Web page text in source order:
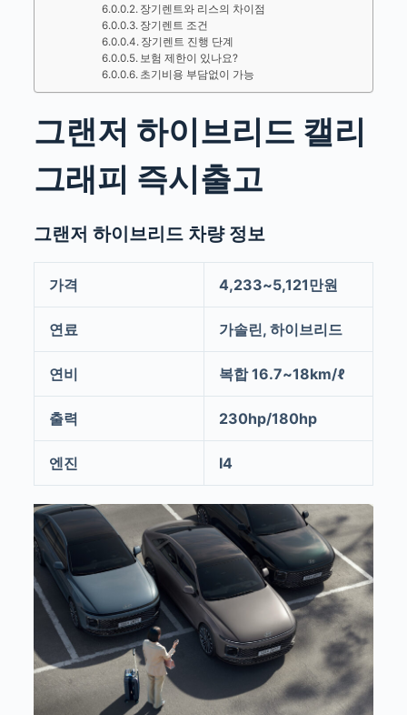
장기렌트와 리스의 차이점
장기렌트 조건
장기렌트 진행 단계
보험 제한이 있나요?
초기비용 부담없이 가능
그랜저 하이브리드 캘리
그래피 즉시출고
그랜저 하이브리드 차량 정보
가격 4,233~5,121만원
연료 가솔린, 하이브리드
연비 복합 16.7~18km/ℓ
출력 230hp/180hp
엔진 I4